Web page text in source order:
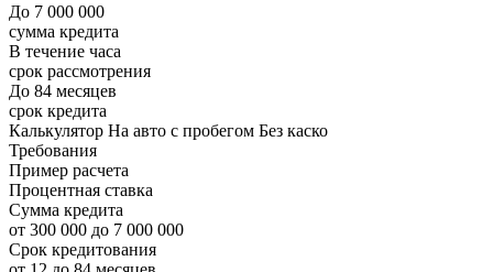
До 7 000 000
сумма кредита
В течение часа
срок рассмотрения
До 84 месяцев
срок кредита
Калькулятор На авто с пробегом Без каско
Требования
Пример расчета
Процентная ставка
Сумма кредита
от 300 000 до 7 000 000
Срок кредитования